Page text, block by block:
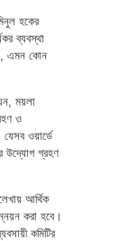
হকের
ব্যবস্থা
এমন কোন
ময়লা
ও
ওয়ার্ডে
উদ্যোগ গ্রহণ
আর্থিক
করা হবে।
কমিটির